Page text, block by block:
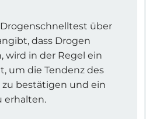
über
dass Drogen
wird in der Regel ein
um die Tendenz des
bestätigen und ein
erhalten.